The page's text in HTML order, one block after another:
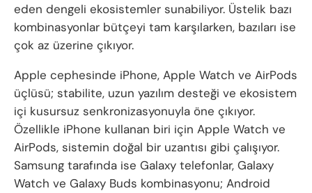
eden dengeli ekosistemler sunabiliyor. Üstelik bazı
kombinasyonlar bütçeyi tam karşılarken, bazıları ise
çok az üzerine çıkıyor.
Apple cephesinde iPhone, Apple Watch ve AirPods
üçlüsü; stabilite, uzun yazılım desteği ve ekosistem
içi kusursuz senkronizasyonuyla öne çıkıyor.
Özellikle iPhone kullanan biri için Apple Watch ve
AirPods, sistemin doğal bir uzantısı gibi çalışıyor.
Samsung tarafında ise Galaxy telefonlar, Galaxy
Watch ve Galaxy Buds kombinasyonu; Android